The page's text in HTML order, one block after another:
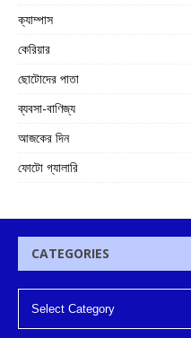
ক্যাম্পাস
কেরিয়ার
ছোটোদের পাতা
ব্যবসা-বাণিজ্য
আজকের দিন
ফোটো গ্যালারি
CATEGORIES